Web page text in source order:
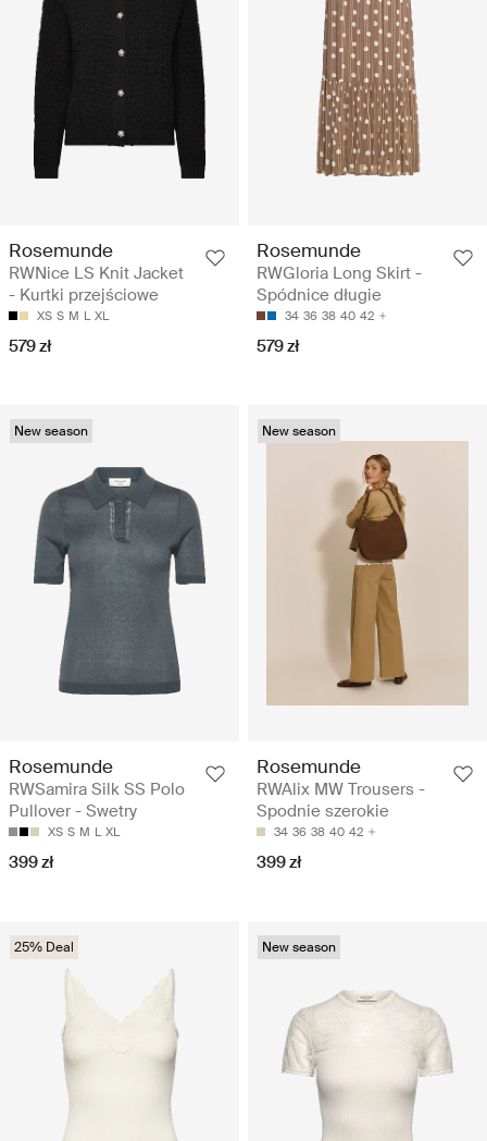
Rosemunde
RWNice LS Knit Jacket
- Kurtki przejściowe
XS S M L XL
579 zł
Rosemunde
RWGloria Long Skirt -
Spódnice długie
34 36 38 40 42
579 zł
New season
Rosemunde
RWSamira Silk SS Polo
Pullover - Swetry
XS S M L XL
399 zł
New season
Rosemunde
RWAlix MW Trousers -
Spodnie szerokie
34 36 38 40 42
399 zł
25% Deal New season